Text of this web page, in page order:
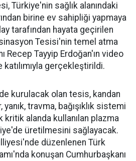
Türkiye'nin sağlık alanındaki
birine ev sahipliği yapmaya
tarafından hayata geçirilen
Tesisi'nin temel atma
Recep Tayyip Erdoğan'ın video
gerçekleştirildi.
kurulacak olan tesis, kandan
travma, bağışıklık sistemi
kritik alanda kullanılan plazma
üretilmesini sağlayacak.
düzenlenen Türk
konuşan Cumhurbaşkanı